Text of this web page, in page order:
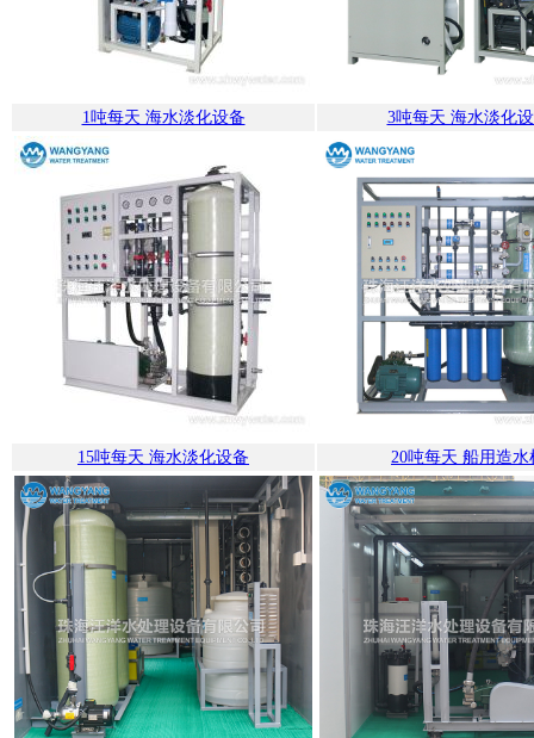
1吨每天 海水淡化设备 3吨每天 海水淡化
15吨每天 海水淡化设备 20吨每天 船用造水